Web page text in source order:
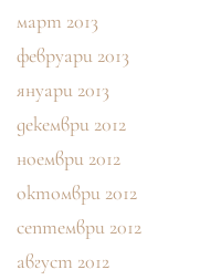
март 2013
февруари 2013
януари 2013
декември 2012
ноември 2012
октомври 2012
септември 2012
август 2012